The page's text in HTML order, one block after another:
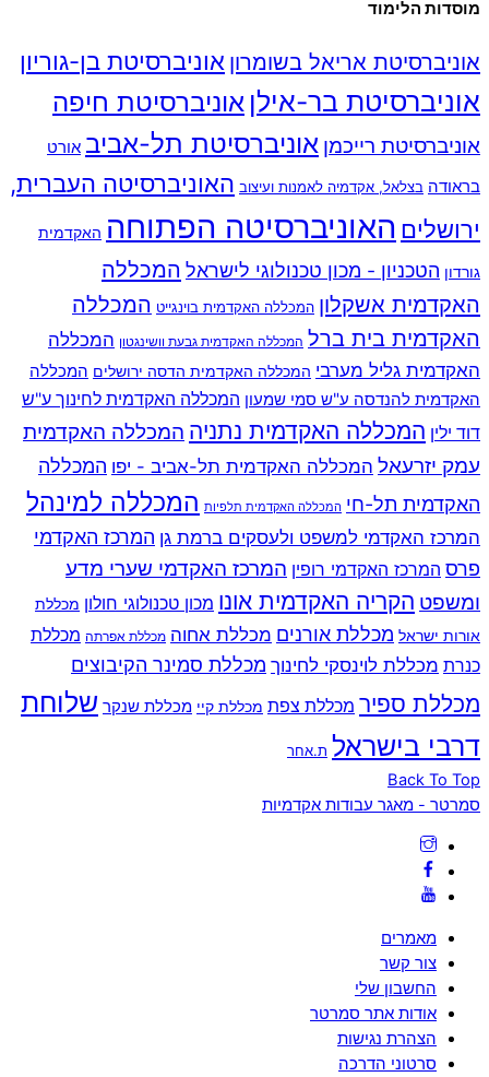
מוסדות הלימוד
אוניברסיטת אריאל בשומרון אוניברסיטת בן-גוריון
אוניברסיטת בר-אילן אוניברסיטת חיפה
אוניברסיטת רייכמן אוניברסיטת תל-אביב אורט
בראודה בצלאל, אקדמיה לאמנות ועיצוב האוניברסיטה העברית,
ירושלים האוניברסיטה הפתוחה האקדמית
גורדון הטכניון - מכון טכנולוגי לישראל המכללה
האקדמית אשקלון המכללה האקדמית בוינגייט המכללה
האקדמית בית ברל המכללה האקדמית גבעת וושינגטון המכללה
האקדמית גליל מערבי המכללה האקדמית הדסה ירושלים המכללה
האקדמית להנדסה ע"ש סמי שמעון המכללה האקדמית לחינוך ע"ש
דוד ילין המכללה האקדמית נתניה המכללה האקדמית
עמק יזרעאל המכללה האקדמית תל-אביב - יפו המכללה
האקדמית תל-חי המכללה האקדמית תלפיות המכללה למינהל
המרכז האקדמי למשפט ולעסקים ברמת גן המרכז האקדמי
פרס המרכז האקדמי רופין המרכז האקדמי שערי מדע
ומשפט הקריה האקדמית אונו מכון טכנולוגי חולון מכללת
אורות ישראל מכללת אורנים מכללת אחוה מכללת אפרתה מכללת
כנרת מכללת לוינסקי לחינוך מכללת סמינר הקיבוצים
מכללת ספיר מכללת צפת מכללת קיי מכללת שנקר שלוחת
דרבי בישראל ת.אחר
Back To Top
סמרטר - מאגר עבודות אקדמיות
מאמרים
צור קשר
החשבון שלי
אודות אתר סמרטר
הצהרת נגישות
סרטוני הדרכה